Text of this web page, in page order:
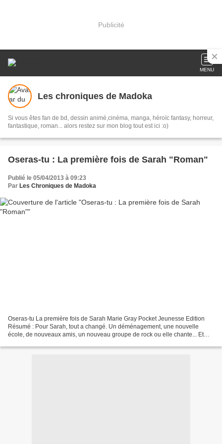
Publicité
MENU
Les chroniques de Madoka
Si vous êtes fan de bd, dessin animé,cinéma, manga, héroïc fantasy, horreur,
fantastique, roman... alors restez sur mon blog tout est ici :o)
Oseras-tu : La première fois de Sarah "Roman"
Publié le 05/04/2013 à 09:23
Par Les Chroniques de Madoka
Oseras-tu La première fois de Sarah Marie Gray Pocket Jeunesse Edition
Résumé : Pour Sarah, tout a changé. Un déménagement, une nouvelle
école, de nouveaux amis, un nouveau groupe de rock ou elle chante... Et